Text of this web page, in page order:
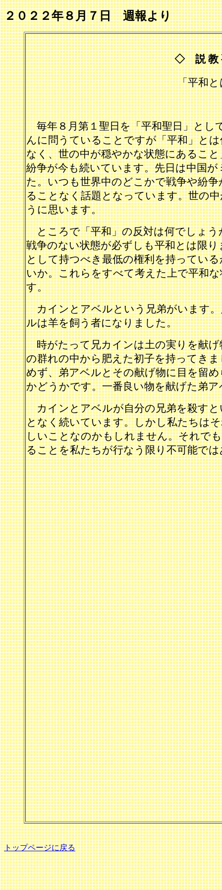
２０２２年８月７日 週報より
◇説
「平和
毎年８月第１聖日を「平和聖日」と
んに問うていることですが「平和」と
なく、世の中が穏やかな状態にあるこ
紛争が今も続いています。先日は中国
た。いつも世界中のどこかで戦争や紛
ることなく話題となっています。世の
うに思います。
ところで「平和」の反対は何でしょう
戦争のない状態が必ずしも平和とは限
として持つべき最低の権利を持ってい
いか。これらをすべて考えた上で平和
す。
カインとアベルという兄弟がいます。
ルは羊を飼う者になりました。
時がたって兄カインは土の実りを献げ
の群れの中から肥えた初子を持ってき
めず、弟アベルとその献げ物に目を留
かどうかです。一番良い物を献げた弟
カインとアベルが自分の兄弟を殺す
となく続いています。しかし私たちは
しいことなのかもしれません。それで
ることを私たちが行なう限り不可能で
トップページに戻る